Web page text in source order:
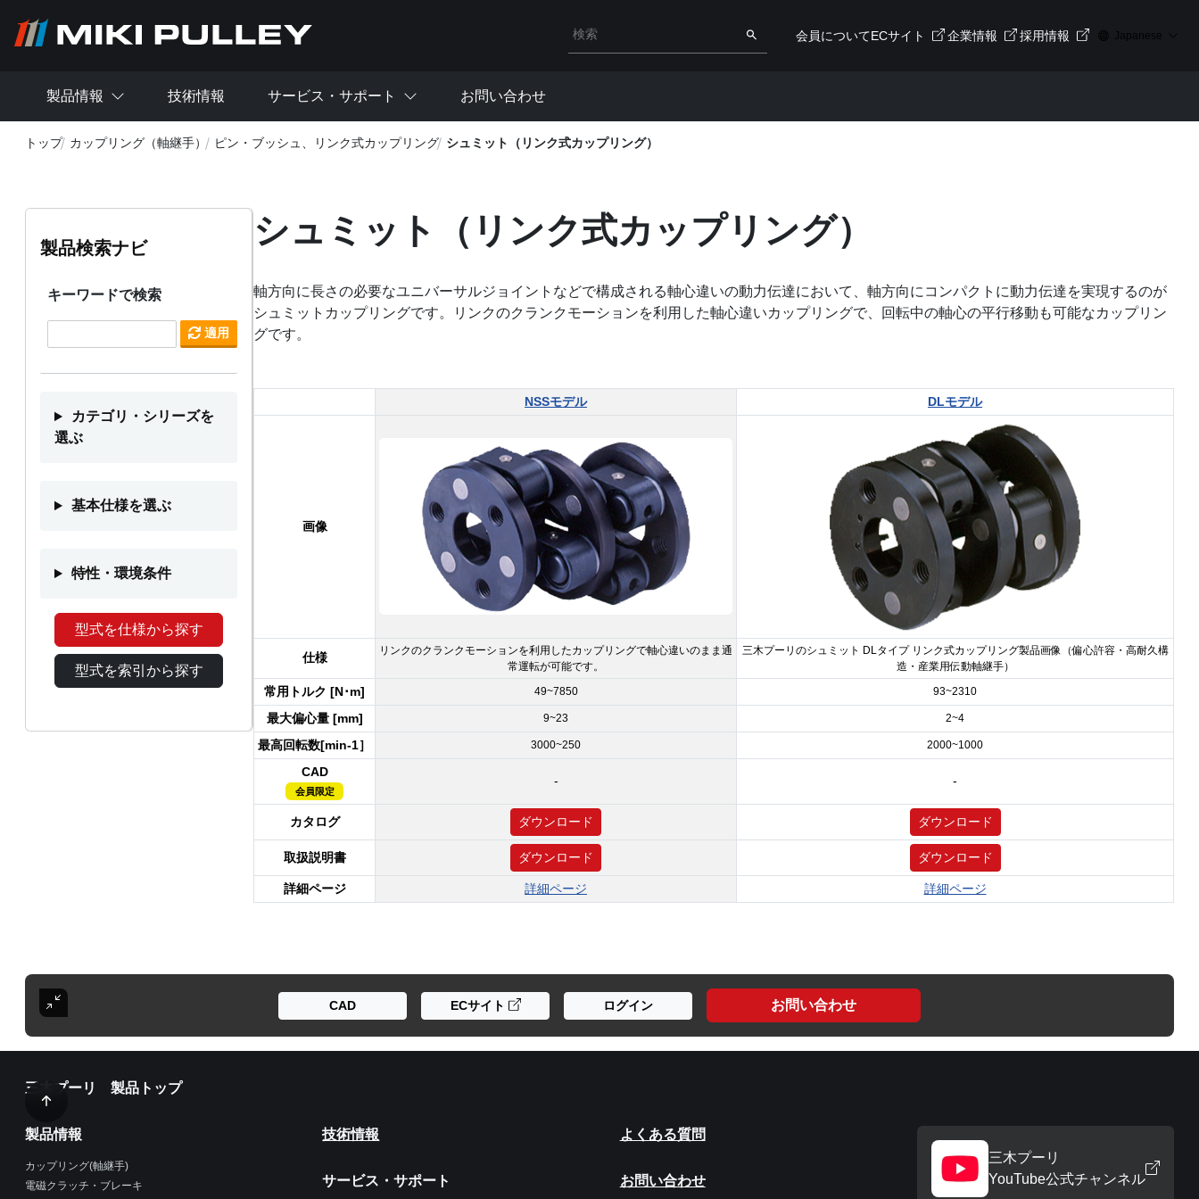
検索キーワード入力 検索
会員についてECサイト 企業情報 採用情報 Japanese
製品情報 技術情報 サービス・サポート お問い合わせ
トップ カップリング（軸継手） ピン・ブッシュ、リンク式カップリング シュミット（リンク式カップリング）
製品検索ナビ
キーワードで検索
適用
カテゴリ・シリーズを
選ぶ
基本仕様を選ぶ
特性・環境条件
型式を仕様から探す
型式を索引から探す
シュミット（リンク式カップリング）
軸方向に長さの必要なユニバーサルジョイントなどで構成される軸心違いの動力伝達において、軸方向にコンパクトに動力伝達を実現するのが
シュミットカップリングです。リンクのクランクモーションを利用した軸心違いカップリングで、回転中の軸心の平行移動も可能なカップリン
グです。
NSSモデル DLモデル
画像
仕様
リンクのクランクモーションを利用したカップリングで軸心違いのまま通
常運転が可能です。
三木プーリのシュミット DLタイプ リンク式カップリング製品画像（偏心許容・高耐久構
造・産業用伝動軸継手）
常用トルク [N･m] 49~7850 93~2310
最大偏心量 [mm] 9~23 2~4
最高回転数[min-1］ 3000~250 2000~1000
CAD
会員限定
- -
カタログ ダウンロード ダウンロード
取扱説明書 ダウンロード ダウンロード
詳細ページ 詳細ページ 詳細ページ
CAD ECサイト ログイン お問い合わせ
三木プーリ 製品トップ
製品情報
カップリング(軸継手)
電磁クラッチ・ブレーキ
技術情報
サービス・サポート
よくある質問
お問い合わせ
三木プーリ
YouTube公式チャンネル